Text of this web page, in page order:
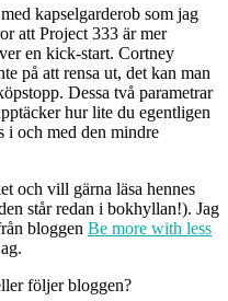
kapselgarderob som jag
att Project 333 är mer
en kick-start. Cortney
på att rensa ut, det kan man
Dessa två parametrar
hur lite du egentligen
i och med den mindre
och vill gärna läsa hennes
står redan i bokhyllan!). Jag
bloggen Be more with less
följer bloggen?